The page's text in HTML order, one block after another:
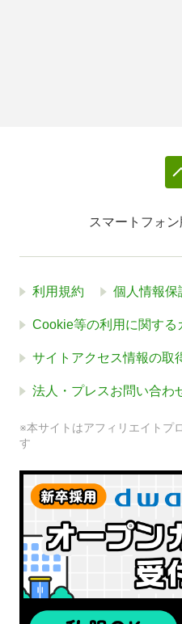
スマートフォン
利用規約 個人情報保
Cookie等の利用に関する
サイトアクセス情報の取
法人・プレスお問い合わ
※本サイトはアフィリエイトプ
す